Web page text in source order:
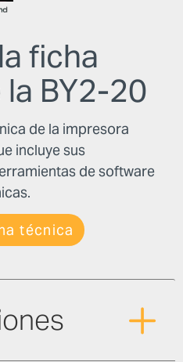
ficha
BY2-20
de la impresora
incluye sus
de software
técnica